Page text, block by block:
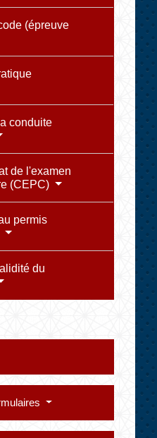
(épreuve
conduite
de l'examen
(CEPC)
permis
du